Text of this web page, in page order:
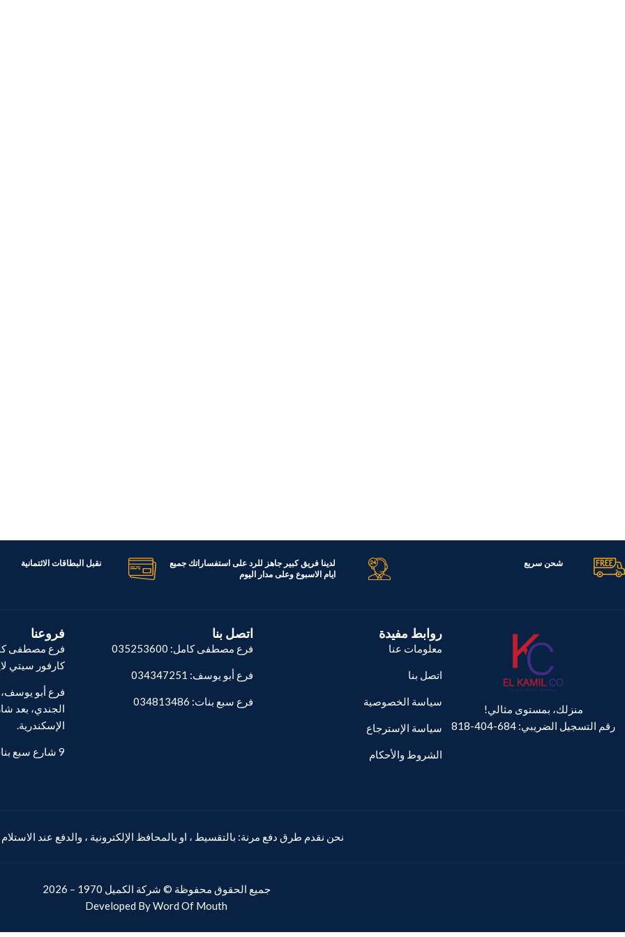
شحن سريع
لدينا فريق كبير جاهز للرد على استفساراتك جميع
ايام الاسبوع وعلى مدار اليوم
نقبل البطاقات الائتمانية
منزلك، بمستوى مثالي!
رقم التسجيل الضريبي: 684-404-818
روابط مفيدة
معلومات عنا
اتصل بنا
سياسة الخصوصية
سياسة الإسترجاع
الشروط والأحكام
اتصل بنا
فرع مصطفى كامل: 035253600
فرع أبو يوسف: 034347251
فرع سبع بنات: 034813486
فروعنا
فرع مصطفى
كارفور سيتي
الجندي، بعد
الإسكندرية.
9 شارع سبع بنات - المنشية.
نحن نقدم طرق دفع مرنة: بالتقسيط ، او بالمحافظ الإلكترونية ، والدفع عند
جميع الحقوق محفوظة © شركة الكميل
Developed ByWord Of Mouth